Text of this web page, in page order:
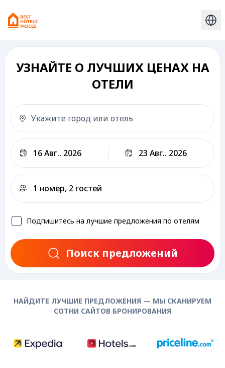
УЗНАЙТЕ О ЛУЧШИХ ЦЕНАХ НА
ОТЕЛИ
Подпишитесь на лучшие предложения по отелям
Поиск предложений
НАЙДИТЕ ЛУЧШИЕ ПРЕДЛОЖЕНИЯ — МЫ СКАНИРУЕМ
СОТНИ САЙТОВ БРОНИРОВАНИЯ